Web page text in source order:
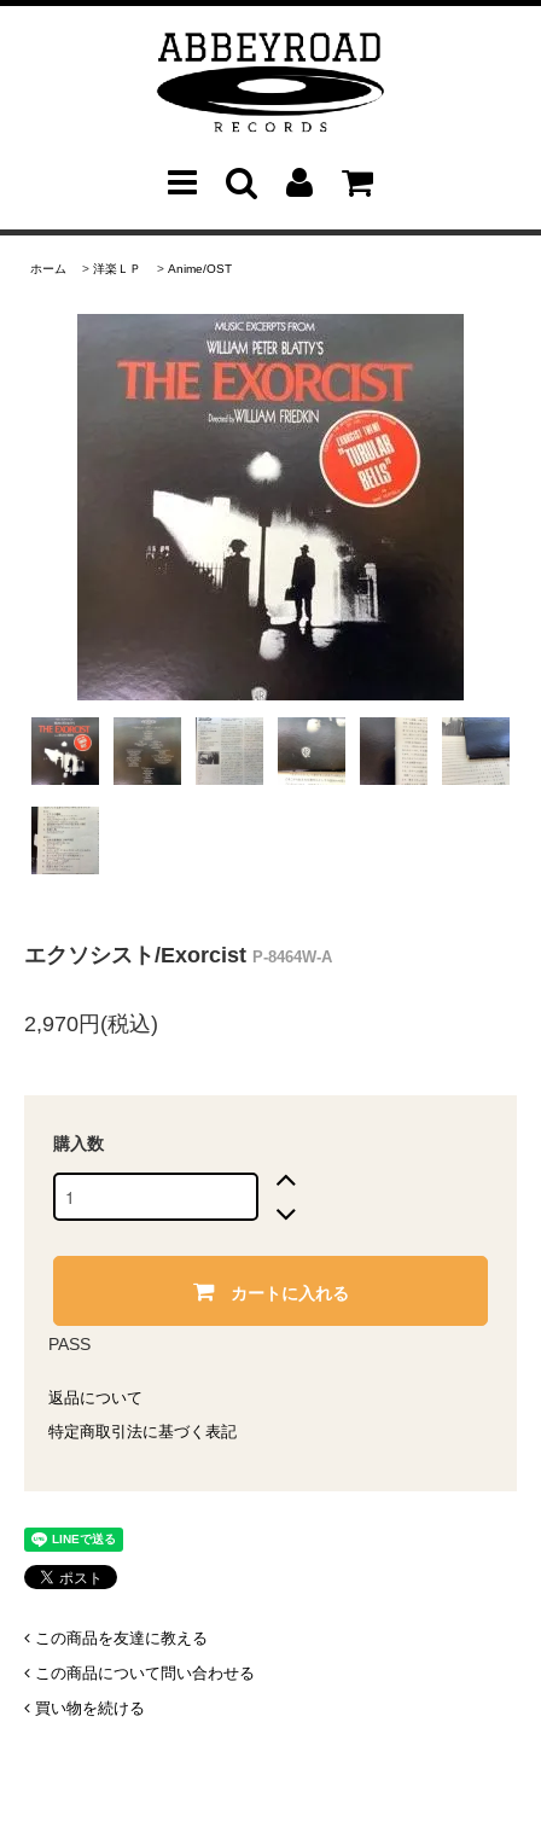
ホーム > 洋楽ＬＰ > Anime/OST
エクソシスト/Exorcist P-8464W-A
2,970円(税込)
購入数
カートに入れる
PASS
返品について
特定商取引法に基づく表記
この商品を友達に教える
この商品について問い合わせる
買い物を続ける